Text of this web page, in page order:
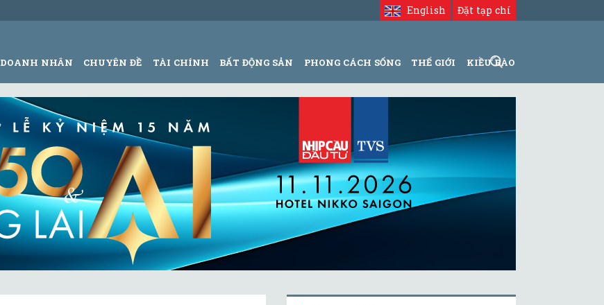
Đặt tạp chí
English
DOANH NHÂN CHUYÊN ĐỀ TÀI CHÍNH BẤT ĐỘNG SẢN PHONG CÁCH SỐNG THẾ GIỚI KIỀU BÀO